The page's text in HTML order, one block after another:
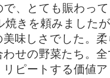
で、とても賑わっ
焼きを頼みました
味しさでした。
せの野菜たち。
リピートする価値